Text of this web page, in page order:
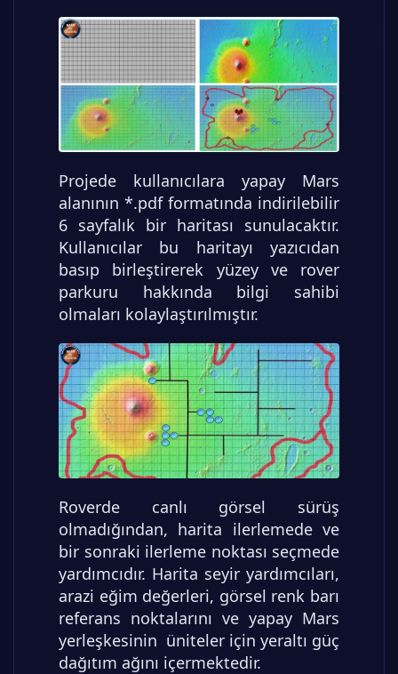
Projede kullanıcılara yapay Mars
alanının *.pdf formatında indirilebilir
6 sayfalık bir haritası sunulacaktır.
Kullanıcılar bu haritayı yazıcıdan
basıp birleştirerek yüzey ve rover
parkuru hakkında bilgi sahibi
olmaları kolaylaştırılmıştır.
Roverde canlı görsel sürüş
olmadığından, harita ilerlemede ve
bir sonraki ilerleme noktası seçmede
yardımcıdır. Harita seyir yardımcıları,
arazi eğim değerleri, görsel renk barı
referans noktalarını ve yapay Mars
yerleşkesinin üniteler için yeraltı güç
dağıtım ağını içermektedir.